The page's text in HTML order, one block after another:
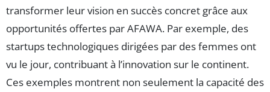
transformer leur vision en succès concret grâce aux
opportunités offertes par AFAWA. Par exemple, des
startups technologiques dirigées par des femmes ont
vu le jour, contribuant à l’innovation sur le continent.
Ces exemples montrent non seulement la capacité des